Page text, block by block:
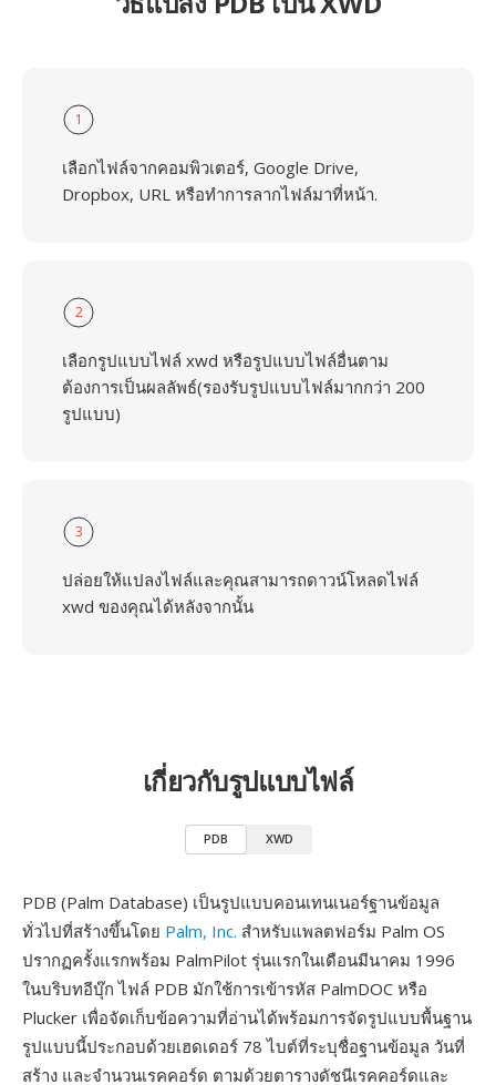
1
เลือกไฟล์จากคอมพิวเตอร์, Google Drive,
Dropbox, URL หรือทำการลากไฟล์มาที่หน้า.
2
เลือกรูปแบบไฟล์ xwd หรือรูปแบบไฟล์อื่นตาม
ต้องการเป็นผลลัพธ์(รองรับรูปแบบไฟล์มากกว่า 200
รูปแบบ)
3
ปล่อยให้แปลงไฟล์และคุณสามารถดาวน์โหลดไฟล์
xwd ของคุณได้หลังจากนั้น
เกี่ยวกับรูปแบบไฟล์
PDB XWD
PDB (Palm Database) เป็นรูปแบบคอนเทนเนอร์ฐานข้อมูล
ทั่วไปที่สร้างขึ้นโดย Palm, Inc. สำหรับแพลตฟอร์ม Palm OS
ปรากฏครั้งแรกพร้อม PalmPilot รุ่นแรกในเดือนมีนาคม 1996
ในบริบทอีบุ๊ก ไฟล์ PDB มักใช้การเข้ารหัส PalmDOC หรือ
Plucker เพื่อจัดเก็บข้อความที่อ่านได้พร้อมการจัดรูปแบบพื้นฐาน
รูปแบบนี้ประกอบด้วยเฮดเดอร์ 78 ไบต์ที่ระบุชื่อฐานข้อมูล วันที่
สร้าง และจำนวนเรคคอร์ด ตามด้วยตารางดัชนีเรคคอร์ดและ